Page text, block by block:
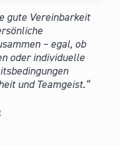
gute Vereinbarkeit
– egal, ob
oder individuelle
und Teamgeist.